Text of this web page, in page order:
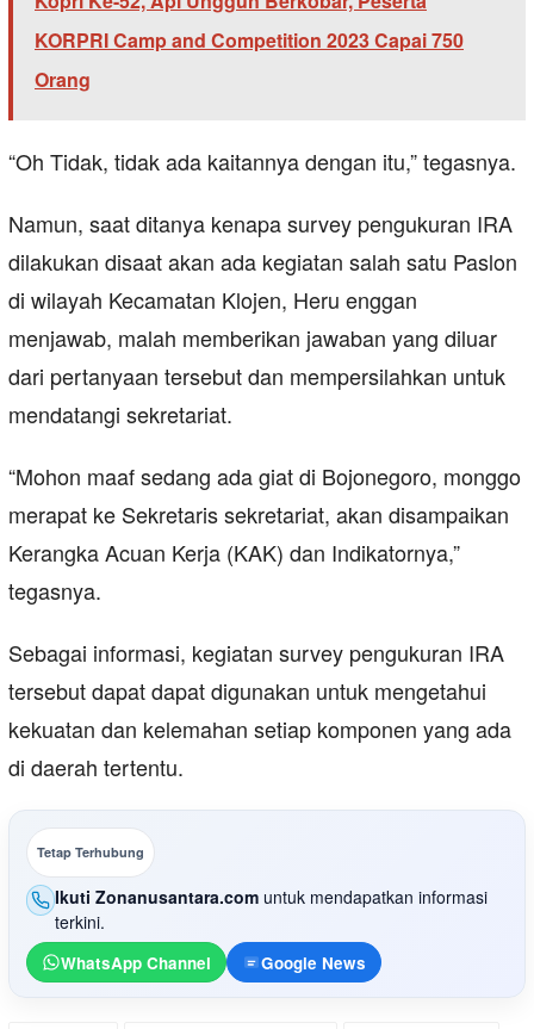
KORPRI Camp and Competition 2023 Capai 750
Orang
“Oh Tidak, tidak ada kaitannya dengan itu,” tegasnya.
Namun, saat ditanya kenapa survey pengukuran IRA
dilakukan disaat akan ada kegiatan salah satu Paslon
di wilayah Kecamatan Klojen, Heru enggan
menjawab, malah memberikan jawaban yang diluar
dari pertanyaan tersebut dan mempersilahkan untuk
mendatangi sekretariat.
“Mohon maaf sedang ada giat di Bojonegoro, monggo
merapat ke Sekretaris sekretariat, akan disampaikan
Kerangka Acuan Kerja (KAK) dan Indikatornya,”
tegasnya.
Sebagai informasi, kegiatan survey pengukuran IRA
tersebut dapat dapat digunakan untuk mengetahui
kekuatan dan kelemahan setiap komponen yang ada
di daerah tertentu.
Tetap Terhubung
Ikuti Zonanusantara.com untuk mendapatkan informasi
terkini.
WhatsApp Channel Google News